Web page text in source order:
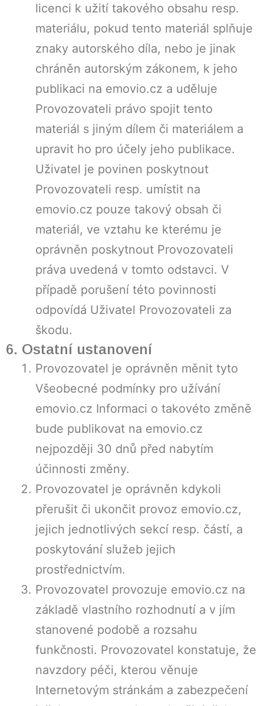
licenci k užití takového obsahu resp.
materiálu, pokud tento materiál splňuje
znaky autorského díla, nebo je jinak
chráněn autorským zákonem, k jeho
publikaci na emovio.cz a uděluje
Provozovateli právo spojit tento
materiál s jiným dílem či materiálem a
upravit ho pro účely jeho publikace.
Uživatel je povinen poskytnout
Provozovateli resp. umístit na
emovio.cz pouze takový obsah či
materiál, ve vztahu ke kterému je
oprávněn poskytnout Provozovateli
práva uvedená v tomto odstavci. V
případě porušení této povinnosti
odpovídá Uživatel Provozovateli za
škodu.
6. Ostatní ustanovení
Provozovatel je oprávněn měnit tyto
Všeobecné podmínky pro užívání
emovio.cz Informaci o takovéto změně
bude publikovat na emovio.cz
nejpozději 30 dnů před nabytím
účinnosti změny.
Provozovatel je oprávněn kdykoli
přerušit či ukončit provoz emovio.cz,
jejich jednotlivých sekcí resp. částí, a
poskytování služeb jejich
prostřednictvím.
Provozovatel provozuje emovio.cz na
základě vlastního rozhodnutí a v jím
stanovené podobě a rozsahu
funkčnosti. Provozovatel konstatuje, že
navzdory péči, kterou věnuje
Internetovým stránkám a zabezpečení